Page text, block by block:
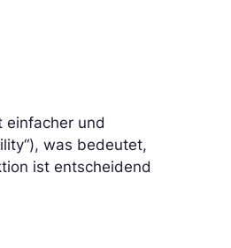
einfacher und
was bedeutet,
ist entscheidend